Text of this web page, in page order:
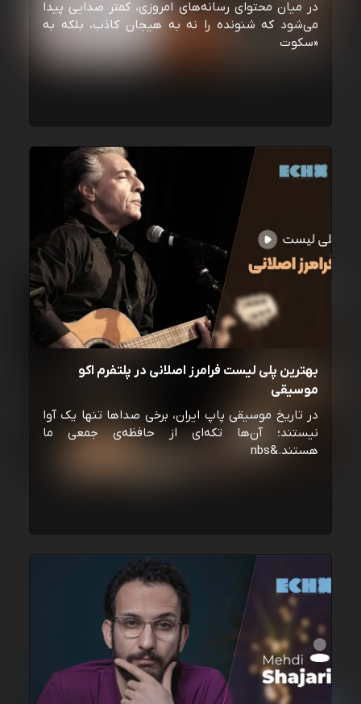
در میان محتوای رسانه‌های امروزی، کمتر صدایی پیدا
می‌شود که شنونده را نه به هیجان کاذب، بلکه به
«سکوت
بهترین پلی لیست فرامرز اصلانی در پلتفرم اکو
موسیقی
در تاریخ موسیقی پاپ ایران، برخی صداها تنها یک آوا
نیستند؛ آن‌ها تکه‌ای از حافظه‌ی جمعی ما
هستند.&nbs